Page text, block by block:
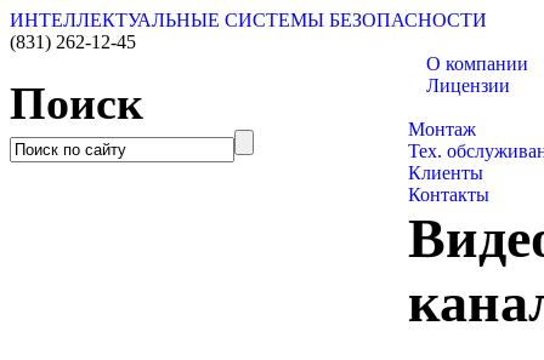
ИНТЕЛЛЕКТУАЛЬНЫЕ СИСТЕМЫ БЕЗОПАСНОСТИ
(831) 262-12-45
Поиск
О компании
Лицензии
Монтаж
Тех.
Клиенты
Контакты